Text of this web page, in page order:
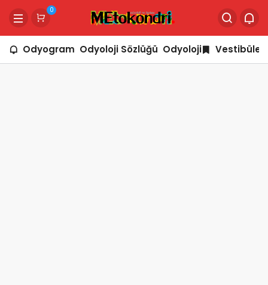
0
Odyogram Odyoloji Sözlüğü Odyoloji Vestibüler